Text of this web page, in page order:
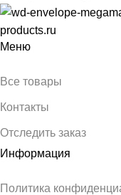
products.ru
Меню
Все товары
Контакты
Отследить заказ
Информация
Политика